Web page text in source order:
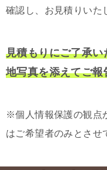
確認し、お見積りいた
見積もりにご了承
地写真を添えてご報
※個人情報保護の観点
はご希望者のみとさせ